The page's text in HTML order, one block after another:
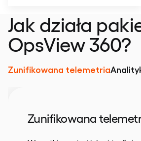
Jak działa
OpsView 360?
Zunifikowana telemetria
Zunifikowana